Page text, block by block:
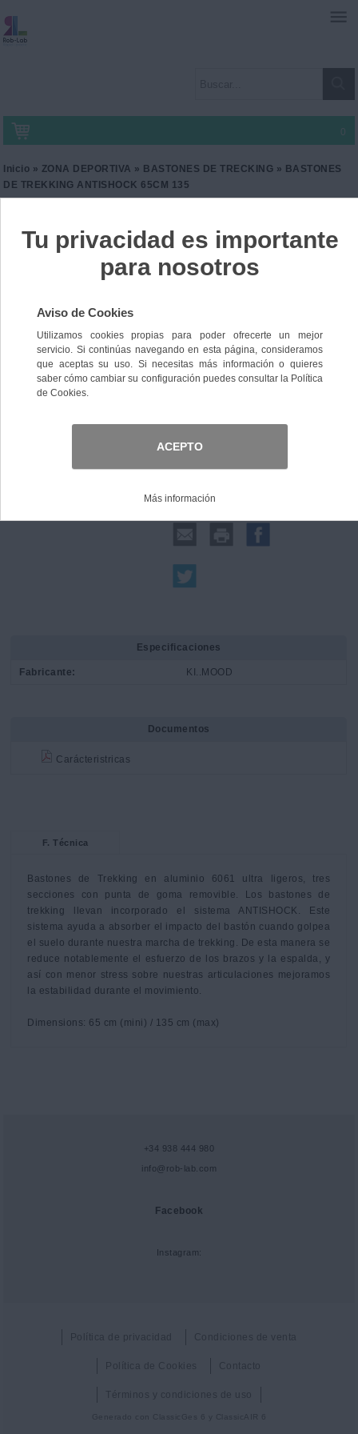
0
Inicio » ZONA DEPORTIVA » BASTONES DE TRECKING » BASTONES
DE TREKKING ANTISHOCK 65CM 135
BASTONES DE TREKKING
ANTISHOCK 65CM 135
Ref. CA-KI3001
Compartir:
Especificaciones
Fabricante: KI..MOOD
Documentos
Carácteristricas
F. Técnica
Bastones de Trekking en aluminio 6061 ultra ligeros, tres
secciones con punta de goma removible. Los bastones de
trekking llevan incorporado el sistema ANTISHOCK. Este
sistema ayuda a absorber el impacto del bastón cuando golpea
el suelo durante nuestra marcha de trekking. De esta manera se
reduce notablemente el esfuerzo de los brazos y la espalda, y
así con menor stress sobre nuestras articulaciones mejoramos
la estabilidad durante el movimiento.
Dimensions: 65 cm (mini) / 135 cm (max)
+34 938 444 980
info@rob-lab.com
Facebook
Instagram:
Política de privacidad Condiciones de venta
Política de Cookies Contacto
Términos y condiciones de uso